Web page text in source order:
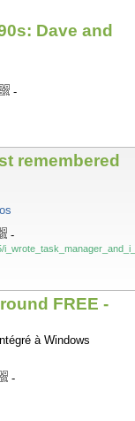
Dave and
-
remembered
-
FREE -
à Windows
-